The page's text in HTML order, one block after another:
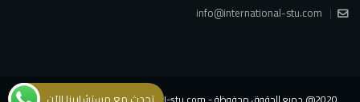
info@international-stu.com